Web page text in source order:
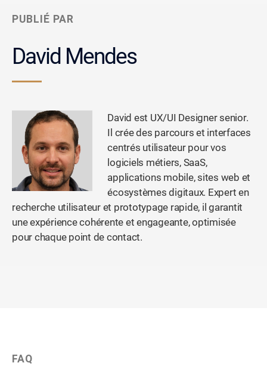
PUBLIÉ PAR
David Mendes
David est UX/UI Designer senior.
Il crée des parcours et interfaces
centrés utilisateur pour vos
logiciels métiers, SaaS,
applications mobile, sites web et
écosystèmes digitaux. Expert en
recherche utilisateur et prototypage rapide, il garantit
une expérience cohérente et engageante, optimisée
pour chaque point de contact.
FAQ